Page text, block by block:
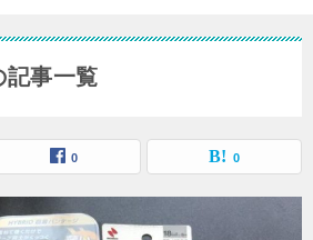
記事一覧
0 0